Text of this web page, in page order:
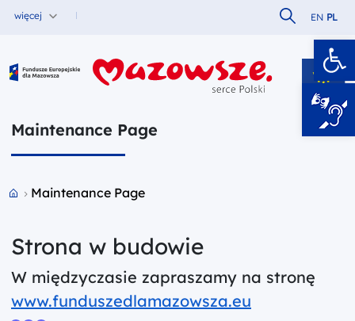
więcej Szukaj w
EN PL
Fundusze Europejskie dla Mazowsza
Maintenance Page
Przejdź do strony głównej portalu
Maintenance Page
Strona w budowie
W międzyczasie zapraszamy na stronę
www.funduszedlamazowsza.eu